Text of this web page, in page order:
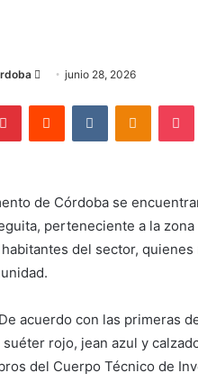
Send
email
junio 28, 2026
PinterestReddit VKontakte
de Córdoba se
perteneciente a la
del sector,
acuerdo con las primeras
rojo, jean azul y
del Cuerpo Técnico de